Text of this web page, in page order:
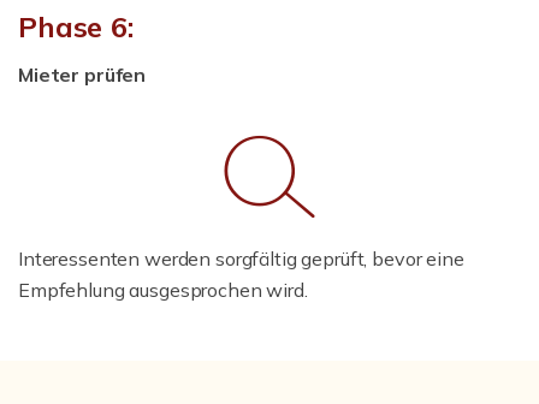
Phase 6:
Mieter prüfen
Interessenten werden sorgfältig geprüft, bevor eine
Empfehlung ausgesprochen wird.